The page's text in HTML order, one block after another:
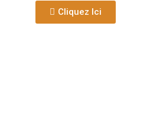
Cliquez Ici